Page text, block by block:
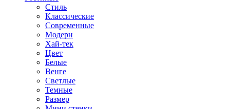
Стиль
Классические
Современные
Модерн
Хай-тек
Цвет
Белые
Венге
Светлые
Темные
Размер